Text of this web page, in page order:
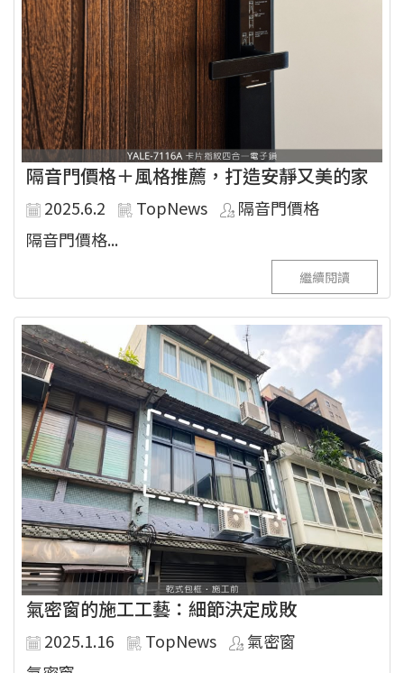
隔音門價格＋風格推薦，打造安靜又美的家
2025.6.2 TopNews
隔音門價格
隔音門價格...
繼續閱讀
氣密窗的施工工藝：細節決定成敗
2025.1.16 TopNews
氣密窗